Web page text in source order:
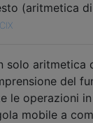
(aritmetica di
solo aritmetica
del
le operazioni
mobile a